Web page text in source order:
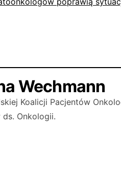
Wechmann
Koalicji Pacjentów
ds. Onkologii.